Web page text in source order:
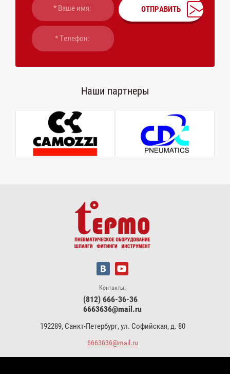
ОТПРАВИТЬ
Наши партнеры
Контакты:
(812) 666-36-36
6663636@mail.ru
192289, Санкт-Петербург, ул. Софийская, д. 80
6663636@mail.ru